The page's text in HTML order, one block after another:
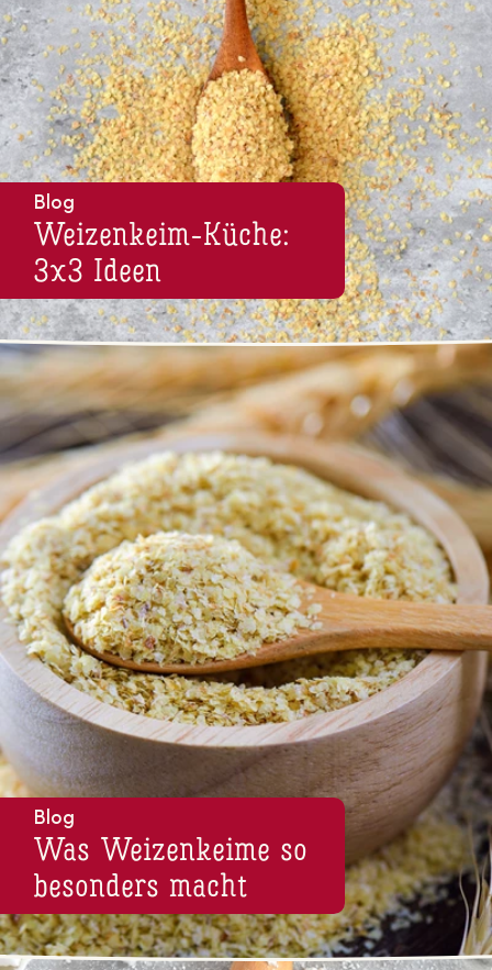
Blog
Wei­zen­keim-Küche:
3x3 Ideen
Blog
Was Wei­zen­kei­me so
besonders macht